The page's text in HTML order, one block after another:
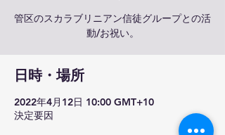
管区のスカラブリニアン信徒グループとの活
動/お祝い。
日時・場所
2022年4月12日 10:00 GMT+10
決定要因